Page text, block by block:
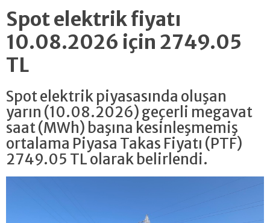
Spot elektrik fiyatı
10.08.2026 için 2749.05
TL
Spot elektrik piyasasında oluşan
yarın (10.08.2026) geçerli megavat
saat (MWh) başına kesinleşmemiş
ortalama Piyasa Takas Fiyatı (PTF)
2749.05 TL olarak belirlendi.